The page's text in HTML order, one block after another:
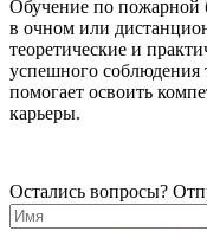
Обучение по пожарной
в очном или
теоретические и
успешного
помогает освоить
карьеры.
Остались вопросы?